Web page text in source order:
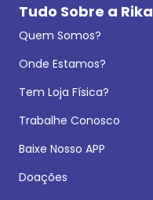
Tudo Sobre a Rika
Quem Somos?
Onde Estamos?
Tem Loja Física?
Trabalhe Conosco
Baixe Nosso APP
Doações